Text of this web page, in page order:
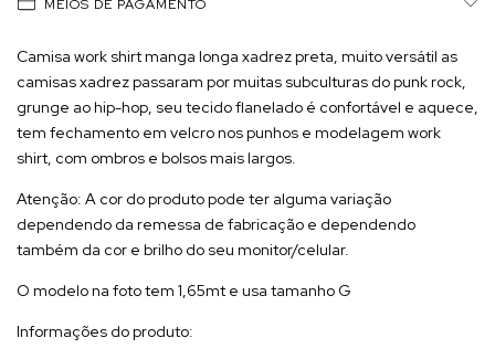
MEIOS DE PAGAMENTO
Camisa work shirt manga longa xadrez preta, muito versátil as
camisas xadrez passaram por muitas subculturas do punk rock,
grunge ao hip-hop, seu tecido flanelado é confortável e aquece,
tem fechamento em velcro nos punhos e modelagem work
shirt, com ombros e bolsos mais largos.
Atenção: A cor do produto pode ter alguma variação
dependendo da remessa de fabricação e dependendo
também da cor e brilho do seu monitor/celular.
O modelo na foto tem 1,65mt e usa tamanho G
Informações do produto: